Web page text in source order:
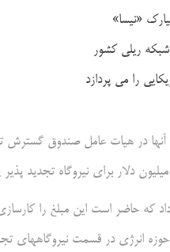
«نیسا»
ریلی کشور
را می پردازد
در هیات عامل صندوق گسترش
که حاضر است این مبلغ را
انرژی در قسمت نیروگاههای